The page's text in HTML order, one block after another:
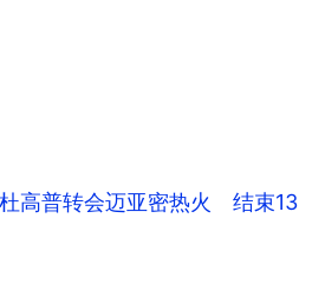
杜高普转会迈亚密热火 结束13